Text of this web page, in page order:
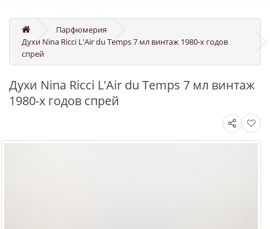
Парфюмерия
Духи Nina Ricci L'Air du Temps 7 мл винтаж 1980-х годов
спрей
Духи Nina Ricci L'Air du Temps 7 мл винтаж
1980-х годов спрей